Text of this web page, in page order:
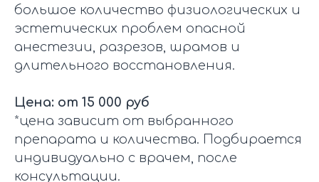
большое количество физиологических и
эстетических проблем опасной
анестезии, разрезов, шрамов и
длительного восстановления.
Цена: от 15 000 руб
*цена зависит от выбранного
препарата и количества. Подбирается
индивидуально с врачем, после
консультации.